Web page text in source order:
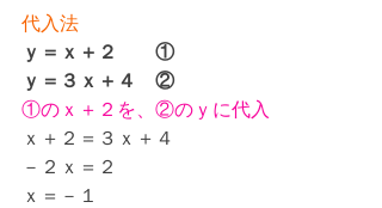
代入法
ｙ＝ｘ＋２　　①
ｙ＝３ｘ＋４　②
①のｘ＋２を、②のｙに代入
ｘ＋２＝３ｘ＋４
－２ｘ＝２
ｘ＝－１